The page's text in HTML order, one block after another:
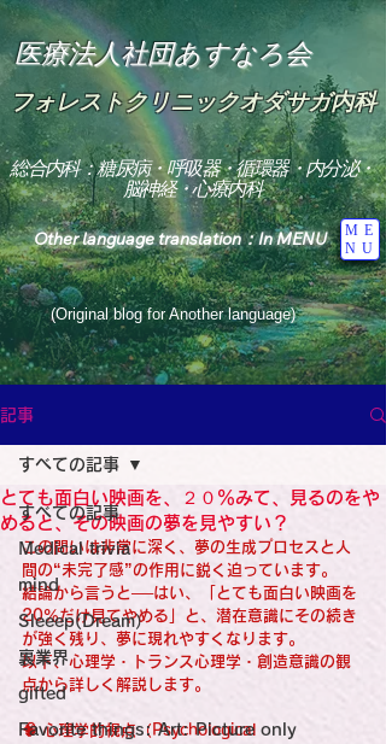
医療法人社団あすなろ会
フォレストクリニックオダサガ内科
Other language translation：In MENU
ME
NU
総合内科：糖尿病・呼吸器・循環器・内分泌・
脳神経・心療内科
(Original blog for Another language)
Heavens: Beyond the Universe: The World
the God of Light Resides"
尿病
経内科専門医
尿病
Wide Blog
性診療
Religion
記事
すべての記事
Medical trivia
mind
Sleeep(Dream）
裏業界
gifted
Favorite things: Art: Picture only
すべての記事
とても面白い映画を、２０％みて、見るのをや
めると、その映画の夢を見やすい？
この問いは非常に深く、夢の生成プロセスと人
間の“未完了感”の作用に鋭く迫っています。
結論から言うと──はい、「とても面白い映画を
20％だけ見てやめる」と、潜在意識にその続き
が強く残り、夢に現れやすくなります。
以下、心理学・トランス心理学・創造意識の観
点から詳しく解説します。
🧠 心理学的視点（Psychological